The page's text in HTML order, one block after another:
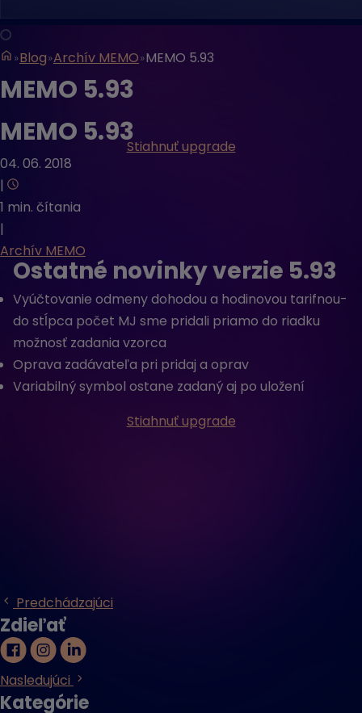
Blog Archív MEMO MEMO 5.93
MEMO 5.93
MEMO 5.93
04. 06. 2018
|
1 min. čítania
|
Archív MEMO
Stiahnuť upgrade
Ostatné novinky verzie 5.93
Vyúčtovanie odmeny dohodou a hodinovou tarifnou-
do stĺpca počet MJ sme pridali priamo do riadku
možnosť zadania vzorca
Oprava zadávateľa pri pridaj a oprav
Variabilný symbol ostane zadaný aj po uložení
Stiahnuť upgrade
Predchádzajúci
Zdieľať
Nasledujúci
Kategórie